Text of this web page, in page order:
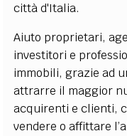
città d'Italia.
Aiuto proprietari,
investitori e
immobili, grazie ad
attrarre il maggior
acquirenti e clienti,
vendere o affittare